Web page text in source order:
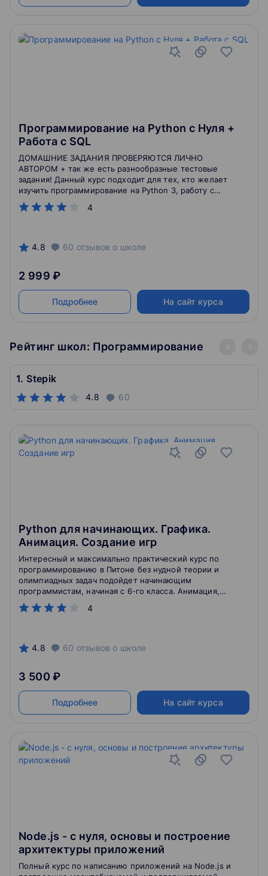
Программирование на Python с Нуля +
Работа с SQL
4
ДОМАШНИЕ ЗАДАНИЯ ПРОВЕРЯЮТСЯ ЛИЧНО
АВТОРОМ + так же есть разнообразные тестовые
задания! Данный курс подходит для тех, кто желает
изучить программирование на Python 3, работу с
базами данных и SQL-запросами! Так же он подойдет
для тех кто уже работает разработчиком,
4.8 60 отзывов о школе
2 999 ₽
Подробнее На сайт курса
Рейтинг школ: Программирование
1. Stepik
4.8 60
Python для начинающих. Графика.
Анимация. Создание игр
4
Интересный и максимально практический курс по
программированию в Питоне без нудной теории и
олимпиадных задач подойдет начинающим
программистам, начиная с 6-го класса. Анимация,
компьютерная графика, создание собственных игр -
темы данного курса.
4.8 60 отзывов о школе
3 500 ₽
Подробнее На сайт курса
Node.js - с нуля, основы и построение
архитектуры приложений
Полный курс по написанию приложений на Node.js и